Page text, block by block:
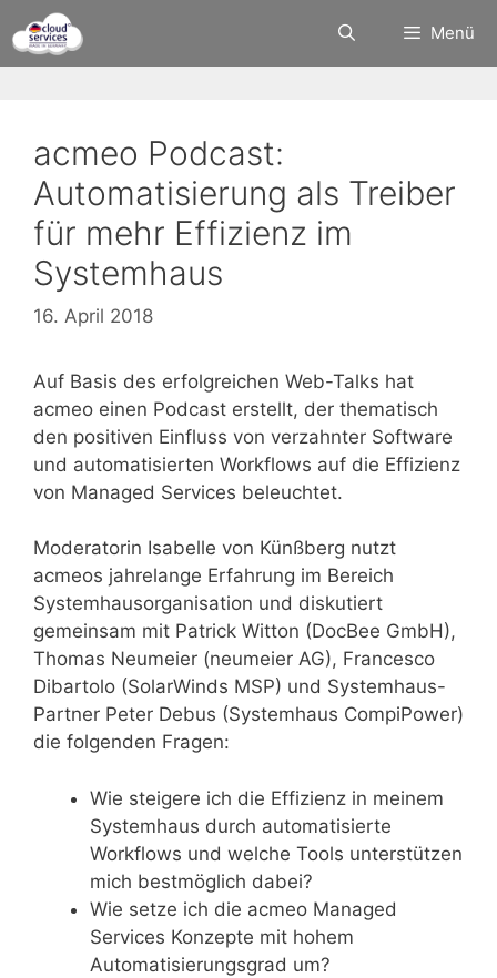
Inhalt
springen
Menü
acmeo Podcast:
Automatisierung als Treiber
für mehr Effizienz im
Systemhaus
16. April 2018
Auf Basis des erfolgreichen Web-Talks hat
acmeo einen Podcast erstellt, der thematisch
den positiven Einfluss von verzahnter Software
und automatisierten Workflows auf die Effizienz
von Managed Services beleuchtet.
Moderatorin Isabelle von Künßberg nutzt
acmeos jahrelange Erfahrung im Bereich
Systemhausorganisation und diskutiert
gemeinsam mit Patrick Witton (DocBee GmbH),
Thomas Neumeier (neumeier AG), Francesco
Dibartolo (SolarWinds MSP) und Systemhaus-
Partner Peter Debus (Systemhaus CompiPower)
die folgenden Fragen:
Wie steigere ich die Effizienz in meinem
Systemhaus durch automatisierte
Workflows und welche Tools unterstützen
mich bestmöglich dabei?
Wie setze ich die acmeo Managed
Services Konzepte mit hohem
Automatisierungsgrad um?